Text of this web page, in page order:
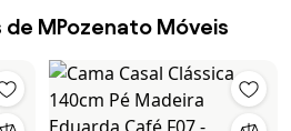
MPozenato Móveis